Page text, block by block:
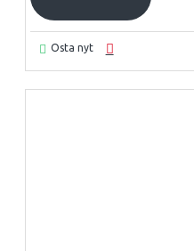
Osta nyt